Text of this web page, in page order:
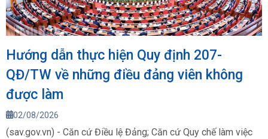
Hướng dẫn thực hiện Quy định 207-
QĐ/TW về những điều đảng viên không
được làm
02/08/2026
(sav.gov.vn) - Căn cứ Điều lệ Đảng; Căn cứ Quy chế làm việc